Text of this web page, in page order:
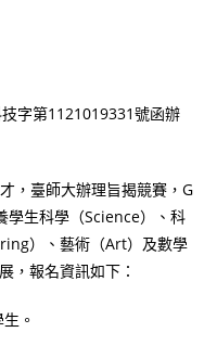
字第1121019331號函辦
，臺師大辦理旨揭競賽，G
學生科學（Science）、科
）、藝術（Art）及數學
，報名資訊如下：
。